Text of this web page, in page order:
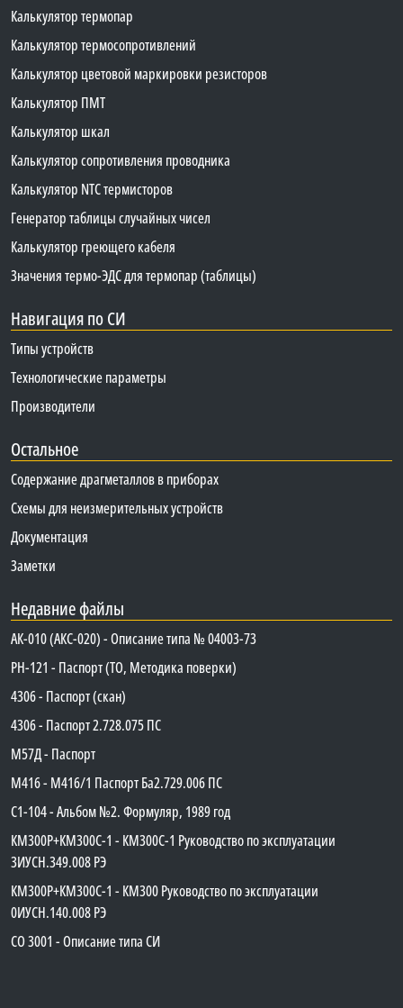
Калькулятор термопар
Калькулятор термосопротивлений
Калькулятор цветовой маркировки резисторов
Калькулятор ПМТ
Калькулятор шкал
Калькулятор сопротивления проводника
Калькулятор NTC термисторов
Генератор таблицы случайных чисел
Калькулятор греющего кабеля
Значения термо-ЭДС для термопар (таблицы)
Навигация по СИ
Типы устройств
Технологические параметры
Производители
Остальное
Содержание драгметаллов в приборах
Схемы для неизмерительных устройств
Документация
Заметки
Недавние файлы
АК-010 (АКС-020) - Описание типа № 04003-73
PH-121 - Паспорт (ТО, Методика поверки)
4306 - Паспорт (скан)
4306 - Паспорт 2.728.075 ПС
М57Д - Паспорт
М416 - М416/1 Паспорт Ба2.729.006 ПС
C1-104 - Альбом №2. Формуляр, 1989 год
КМ300Р+КМ300С-1 - КМ300C-1 Руководство по эксплуатации
3ИУСН.349.008 РЭ
КМ300Р+КМ300С-1 - КМ300 Руководство по эксплуатации
0ИУСН.140.008 РЭ
СО 3001 - Описание типа СИ